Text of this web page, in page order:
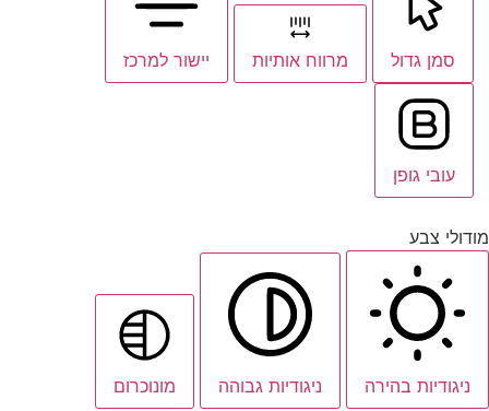
סמן גדול מרווח אותיות יישור למרכז
עובי גופן
מודולי צבע
ניגודיות בהירה ניגודיות גבוהה
מונוכרום